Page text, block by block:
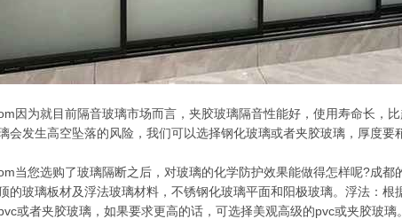
因为就目前隔音玻璃市场而言，夹胶玻璃隔音性能好，使用寿命长，
会发生高空坠落的风险，我们可以选择钢化玻璃或者夹胶玻璃，厚度
当您选购了玻璃隔断之后，对玻璃的化学防护效果能做得怎样呢?成
的玻璃板材及浮法玻璃材料，不锈钢化玻璃平面和阳极玻璃。浮法：
或者夹胶玻璃，如果要求更高的话，可选择美观高级的pvc或夹胶玻